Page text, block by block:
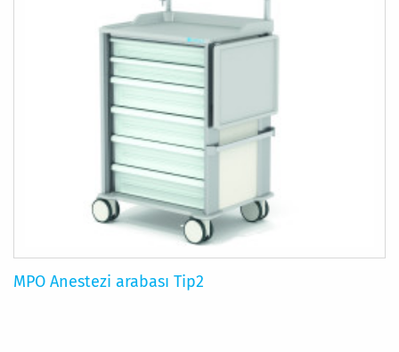
MPO Anestezi arabası Tip2